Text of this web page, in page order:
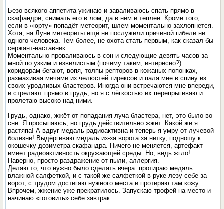
Безо всякого аппетита ужинаю и заваливаюсь спать прямо в
скафандре, снимать его в лом, да в нём и теплее. Кроме того,
если в «юрту» попадёт метеорит, шлем моментально захлопнется.
Хотя, на Луне метеориты ещё не послужили причиной гибели ни
одного человека. Тем более, не охота стать первым, как сказал бы
сержант-наставник.
Моментально проваливаюсь в сон и следующие девять часов за
мной по узким и извилистым (почему таким, интересно?)
коридорам бегают, вопя, толпы репторов в кожаных попонках,
размахивая мечами из челюстей тирексов и паля мне в спину из
своих уродливых бластеров. Иногда они встречаются мне впереди,
и стреляют прямо в грудь, но я с лёгкостью их перепрыгиваю и
пролетаю высоко над ними.
Грудь, однако, жжёт от попадания луча бластера, нет, это было во
сне. Я просыпаюсь, но грудь действительно жжёт. Какой же я
растяпа! А вдруг медаль радиоактивна и теперь я умру от лучевой
болезни! Выдёргиваю медаль из-за ворота за нитку, подношу к
окошечку дозиметра скафандра. Ничего не меняется, артефакт
имеет радиоактивность окружающей среды. Но, ведь жгло!
Наверно, просто раздражение от пыли, аллергия.
Делаю то, что нужно было сделать вчера: протираю медаль
влажной салфеткой, и с такой же салфеткой в руке лезу себе за
ворот, с трудом достигаю нужного места и протираю там кожу.
Впрочем, жжение уже прекратилось. Запускаю трофей на место и
начинаю «готовить» себе завтрак.